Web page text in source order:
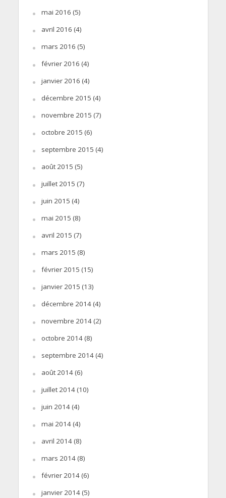
mai 2016 (5)
avril 2016 (4)
mars 2016 (5)
février 2016 (4)
janvier 2016 (4)
décembre 2015 (4)
novembre 2015 (7)
octobre 2015 (6)
septembre 2015 (4)
août 2015 (5)
juillet 2015 (7)
juin 2015 (4)
mai 2015 (8)
avril 2015 (7)
mars 2015 (8)
février 2015 (15)
janvier 2015 (13)
décembre 2014(4)
novembre 2014(2)
octobre 2014(8)
septembre 2014(4)
août 2014(6)
juillet 2014(10)
juin 2014(4)
mai 2014(4)
avril 2014(8)
mars 2014(8)
février 2014(6)
janvier 2014(5)